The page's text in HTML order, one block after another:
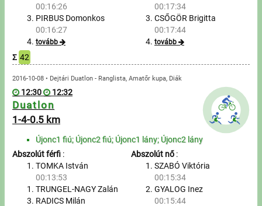
00:16:26
PIRBUS Domonkos
00:16:27
tovább
00:17:34
CSŐGÖR Brigitta
00:17:44
tovább
Σ 42
2016-10-08 • Dejtári Duatlon - Ranglista, Amatőr kupa, Diák
12:30 12:32
Duatlon
1-4-0.5 km
Újonc1 fiú; Újonc2 fiú; Újonc1 lány; Újonc2 lány
Abszolút férfi :
TOMKA István
00:13:53
TRUNGEL-NAGY Zalán
RADICS Milán
Abszolút nő:
SZABÓ Viktória
00:15:34
GYALOG Inez
00:15:44